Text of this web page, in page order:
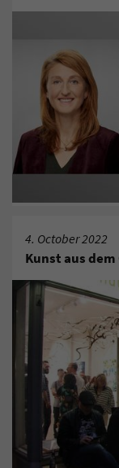
4. October 2022
Kunst aus